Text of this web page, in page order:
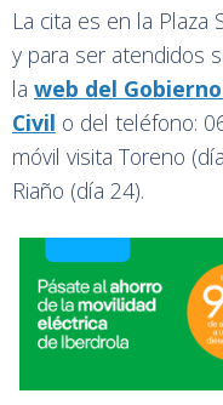
La cita es en la Plaza
y para ser atendidos
la web del
Civil o del teléfono:
móvil visita Toreno
Riaño (día 24).